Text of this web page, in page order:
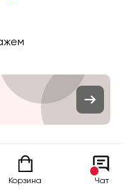
Корзина Чат